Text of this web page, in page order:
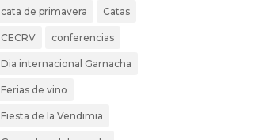
cata de primavera Catas
CECRV conferencias
Dia internacional Garnacha
Ferias de vino
Fiesta de la Vendimia